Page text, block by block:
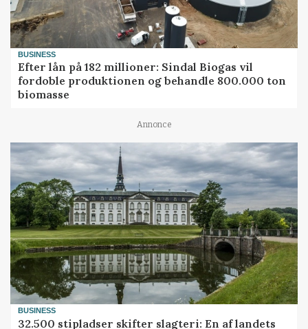
BUSINESS
Efter lån på 182 millioner: Sindal Biogas vil
fordoble produktionen og behandle 800.000 ton
biomasse
Annonce
BUSINESS
32.500 stipladser skifter slagteri: En af landets